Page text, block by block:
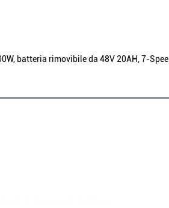
batteria rimovibile da 48V 20AH, 7-Spee